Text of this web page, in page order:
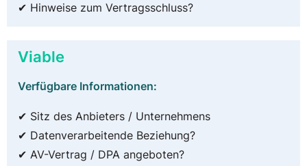
✔ Hinweise zum Vertragsschluss?
Viable
Verfügbare Informationen:
✔ Sitz des Anbieters / Unternehmens
✔ Datenverarbeitende Beziehung?
✔ AV-Vertrag / DPA angeboten?